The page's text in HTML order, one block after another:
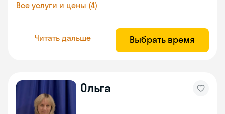
Все услуги и цены (4)
Читать дальше Выбрать время
Ольга